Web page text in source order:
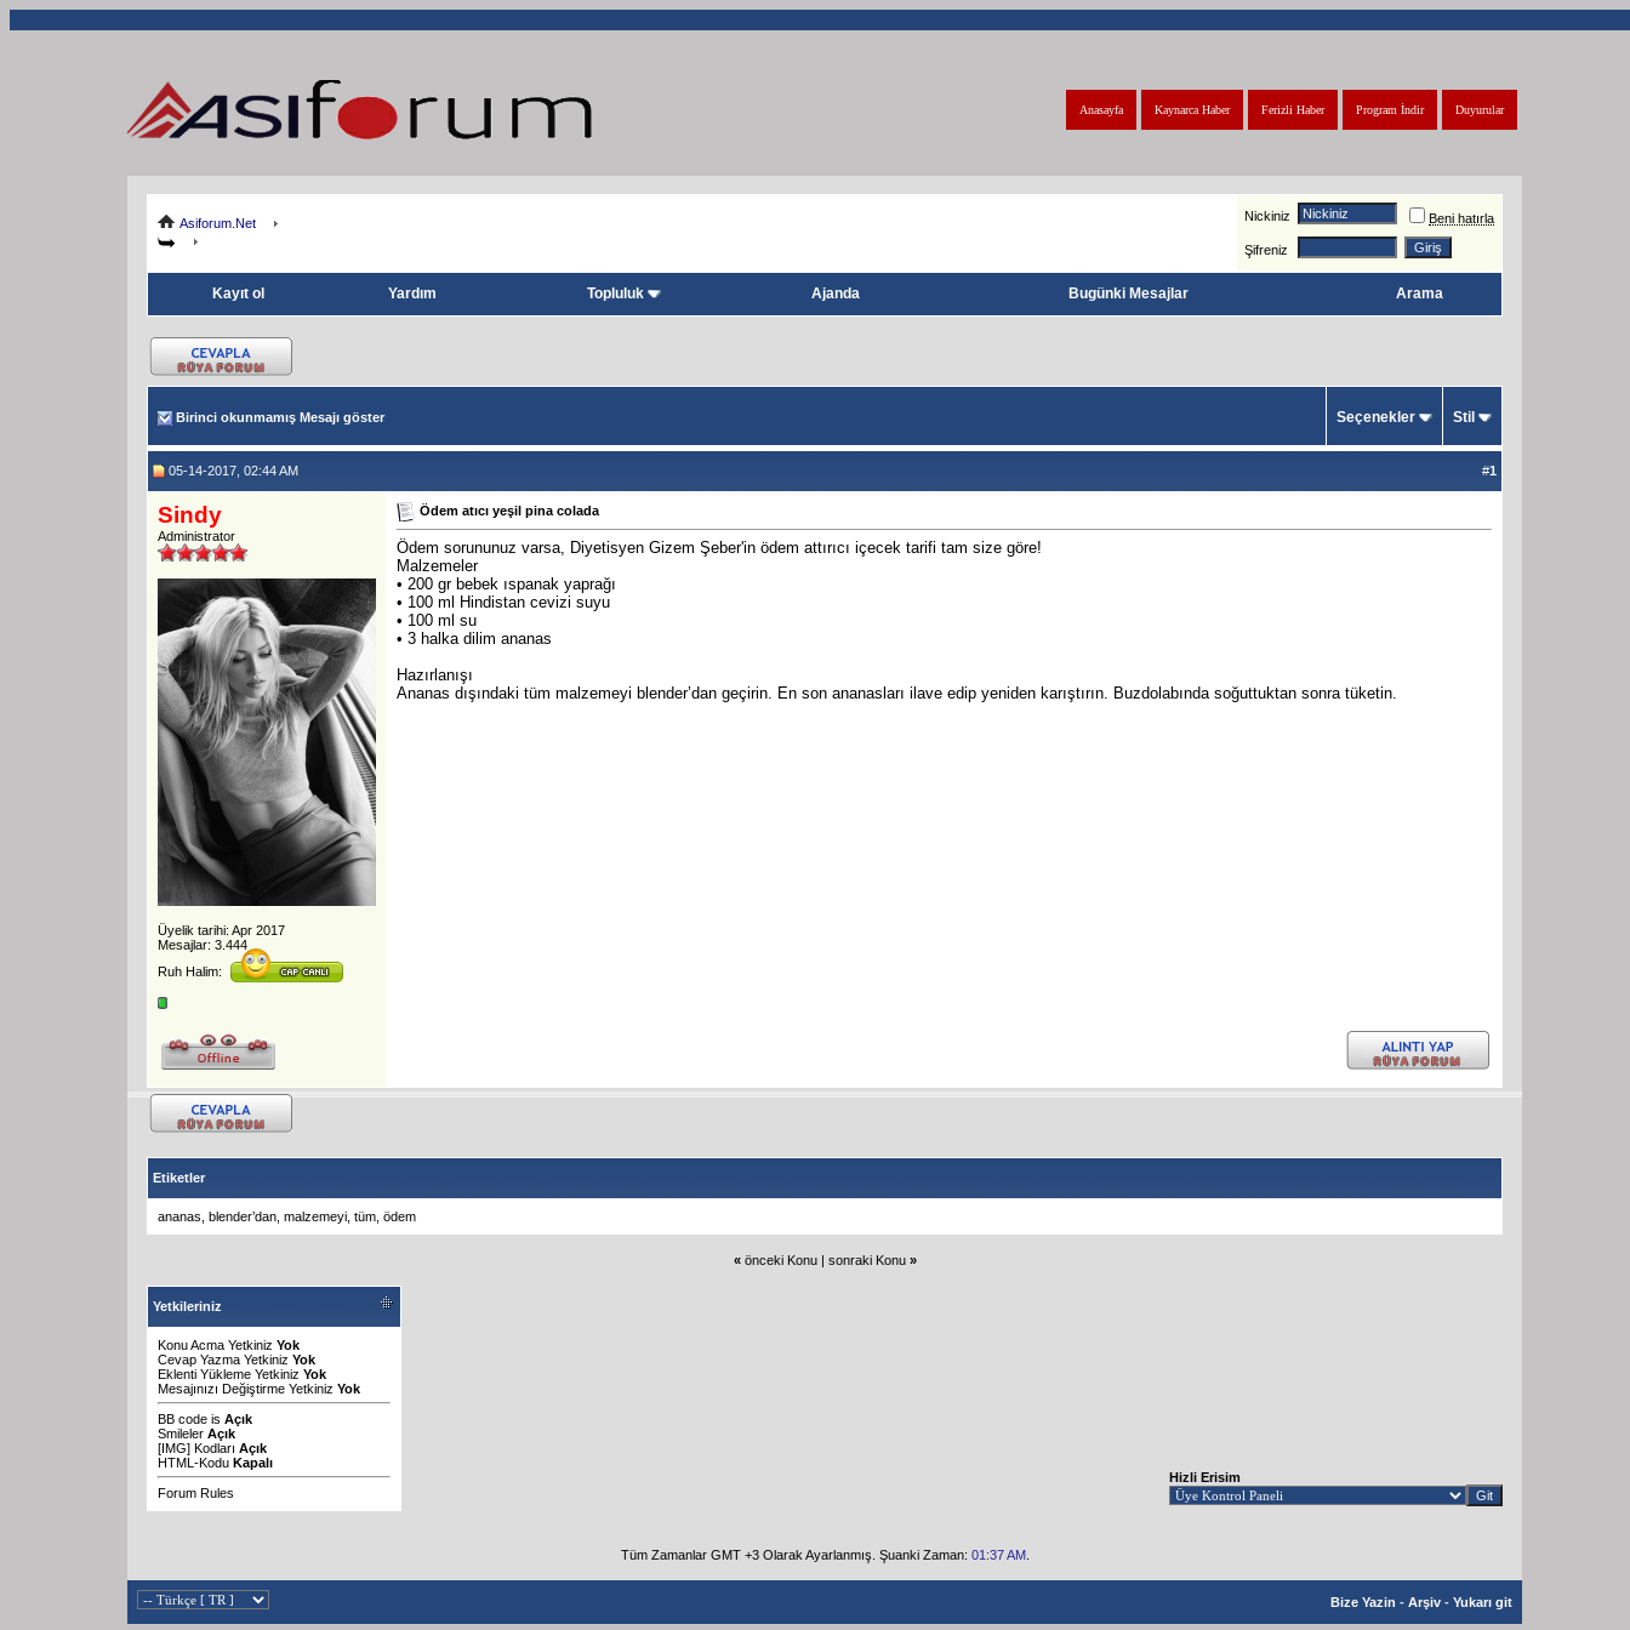
Duyurular
Program İndir
Ferizli Haber
Kaynarca Haber
Anasayfa
Asiforum.Net Nickiniz Beni hatırla
Şifreniz
Kayıt ol Yardım Topluluk Ajanda Bugünki Mesajlar Arama
Birinci okunmamış Mesajı göster Seçenekler Stil
05-14-2017, 02:44 AM #1
Sindy
Administrator
Üyelik tarihi: Apr 2017
Mesajlar: 3.444
Ruh Halim:
Ödem atıcı yeşil pina colada
Ödem sorununuz varsa, Diyetisyen Gizem Şeber'in ödem attırıcı içecek tarifi tam size göre!
Malzemeler
• 200 gr bebek ıspanak yaprağı
• 100 ml Hindistan cevizi suyu
• 100 ml su
• 3 halka dilim ananas
Hazırlanışı
Ananas dışındaki tüm malzemeyi blender’dan geçirin. En son ananasları ilave edip yeniden karıştırın. Buzdolabında soğuttuktan sonra tüketin.
Etiketler
ananas blender’dan malzemeyi tüm ödem
« önceki Konu| sonraki Konu »
Yetkileriniz
Konu Acma Yetkiniz Yok
Cevap Yazma Yetkiniz Yok
Eklenti Yükleme Yetkiniz Yok
Mesajınızı Değiştirme Yetkiniz Yok
BB code is Açık
Smileler Açık
[IMG] Kodları Açık
HTML-Kodu Kapalı
Forum Rules
Hizli Erisim
Tüm Zamanlar GMT +3 Olarak Ayarlanmış. Şuanki Zaman: 01:37 AM.
Bize Yazin - Arşiv - Yukarı git